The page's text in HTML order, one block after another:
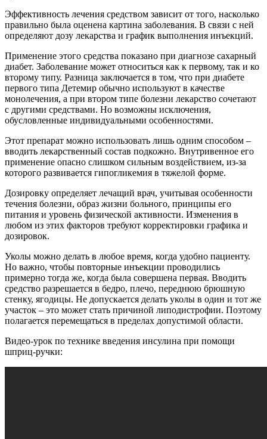
Эффективность лечения средством зависит от того, насколько
правильно была оценена картина заболевания. В связи с ней
определяют дозу лекарства и график выполнения инъекций.
Применение этого средства показано при диагнозе сахарный
диабет. Заболевание может относиться как к первому, так и ко
второму типу. Разница заключается в том, что при диабете
первого типа Детемир обычно используют в качестве
монолечения, а при втором типе болезни лекарство сочетают
с другими средствами. Но возможны исключения,
обусловленные индивидуальными особенностями.
Этот препарат можно использовать лишь одним способом –
вводить лекарственный состав подкожно. Внутривенное его
применение опасно слишком сильным воздействием, из-за
которого развивается гипогликемия в тяжелой форме.
Дозировку определяет лечащий врач, учитывая особенности
течения болезни, образ жизни больного, принципы его
питания и уровень физической активности. Изменения в
любом из этих факторов требуют корректировки графика и
дозировок.
Уколы можно делать в любое время, когда удобно пациенту.
Но важно, чтобы повторные инъекции проводились
примерно тогда же, когда была совершена первая. Вводить
средство разрешается в бедро, плечо, переднюю брюшную
стенку, ягодицы. Не допускается делать уколы в один и тот же
участок – это может стать причиной липодистрофии. Поэтому
полагается перемещаться в пределах допустимой области.
Видео-урок по технике введения инсулина при помощи
шприц-ручки: